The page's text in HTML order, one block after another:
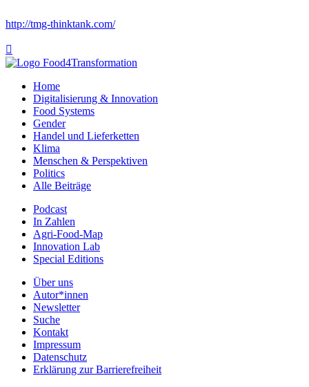
http://tmg-thinktank.com/

Home
Digitalisierung & Innovation
Food Systems
Gender
Handel und Lieferketten
Klima
Menschen & Perspektiven
Politics
Alle Beiträge
Podcast
In Zahlen
Agri-Food-Map
Innovation Lab
Special Editions
Über uns
Autor*innen
Newsletter
Suche
Kontakt
Impressum
Datenschutz
Erklärung zur Barrierefreiheit